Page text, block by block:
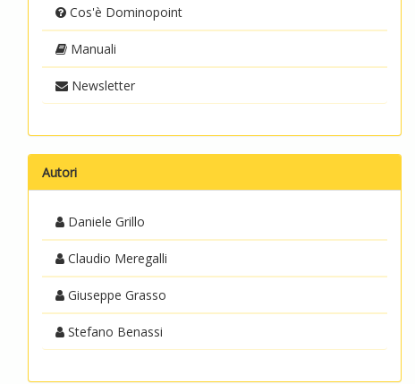
Cos'è Dominopoint
Manuali
Newsletter
Autori
Daniele Grillo
Claudio Meregalli
Giuseppe Grasso
Stefano Benassi